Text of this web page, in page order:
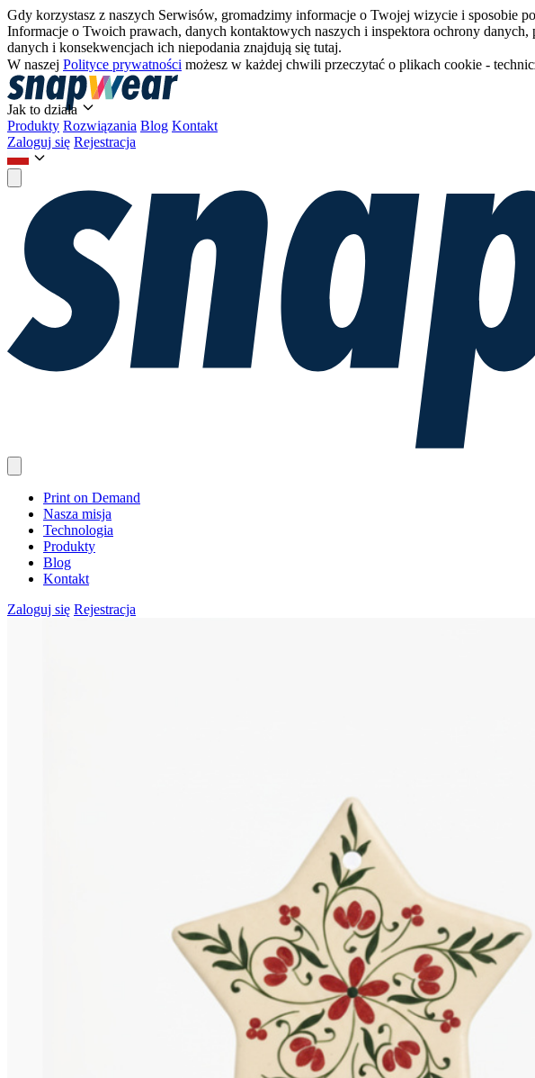
Gdy korzystasz z naszych Serwisów, gromadzimy informacje o Twojej wizycie i sposobie
Informacje o Twoich prawach, danych kontaktowych naszych i inspektora ochrony
danych i konsekwencjach ich niepodania znajdują się tutaj.
W naszej Polityce prywatności możesz w każdej chwili przeczytać o plikach cookie -
Jak to działa
Produkty Rozwiązania Blog Kontakt
Zaloguj się Rejestracja
Print on Demand
Nasza misja
Technologia
Produkty
Blog
Kontakt
Zaloguj się Rejestracja